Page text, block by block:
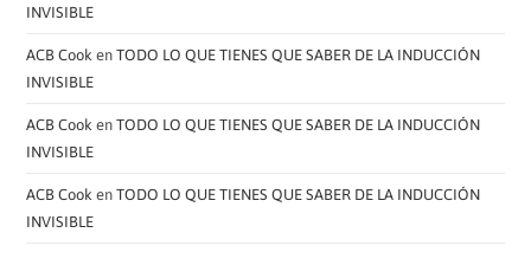
INVISIBLE
ACB Cook enTODO LO QUE TIENES QUE SABER DE LA INDUCCIÓN
INVISIBLE
ACB Cook enTODO LO QUE TIENES QUE SABER DE LA INDUCCIÓN
INVISIBLE
ACB Cook enTODO LO QUE TIENES QUE SABER DE LA INDUCCIÓN
INVISIBLE